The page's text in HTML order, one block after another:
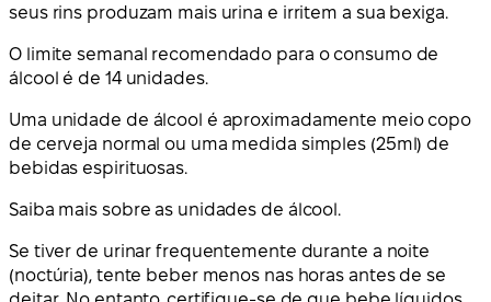
seus rins produzam mais urina e irritem a sua bexiga.
O limite semanal recomendado para o consumo de
álcool é de 14 unidades.
Uma unidade de álcool é aproximadamente meio copo
de cerveja normal ou uma medida simples (25ml) de
bebidas espirituosas.
Saiba mais sobre as unidades de álcool.
Se tiver de urinar frequentemente durante a noite
(noctúria), tente beber menos nas horas antes de se